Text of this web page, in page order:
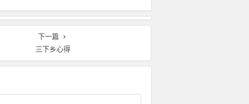
下一篇
三下乡心得